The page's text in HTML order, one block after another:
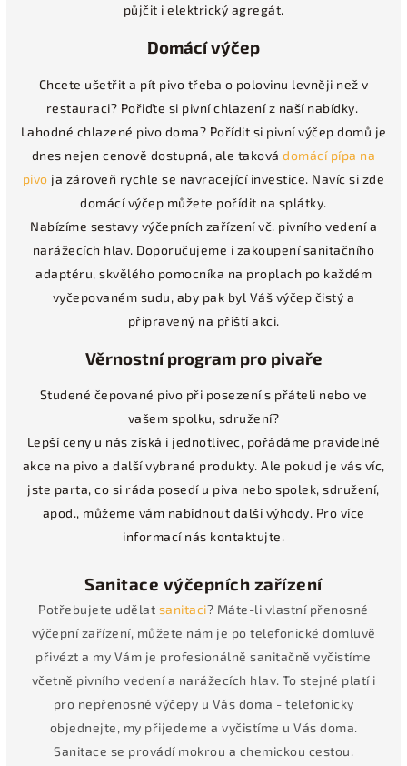
půjčit i elektrický agregát.
Domácí výčep
Chcete ušetřit a pít pivo třeba o polovinu levněji než v
restauraci? Pořiďte si pivní chlazení z naší nabídky.
Lahodné chlazené pivo doma? Pořídit si pivní výčep domů je
dnes nejen cenově dostupná, ale takovádomácí pípa na
pivo ja zároveň rychle se navracející investice. Navíc si zde
domácí výčep můžete pořídit na splátky.
Nabízíme sestavy výčepních zařízení vč. pivního vedení a
narážecích hlav. Doporučujeme i zakoupení sanitačního
adaptéru, skvělého pomocníka na proplach po každém
vyčepovaném sudu, aby pak byl Váš výčep čistý a
připravený na příští akci.
Věrnostní program pro pivaře
Studené čepované pivo při posezení s přáteli nebo ve
vašem spolku, sdružení?
Lepší ceny u nás získá i jednotlivec, pořádáme pravidelné
akce na pivo a další vybrané produkty. Ale pokud je vás víc,
jste parta, co si ráda posedí u piva nebo spolek, sdružení,
apod., můžeme vám nabídnout další výhody. Pro více
informací nás kontaktujte.
Sanitace výčepních zařízení
Potřebujete udělat sanitaci? Máte-li vlastní přenosné
výčepní zařízení, můžete nám je po telefonické domluvě
přivézt a my Vám je profesionálně sanitačně vyčistíme
včetně pivního vedení a narážecích hlav. To stejné platí i
pro nepřenosné výčepy u Vás doma - telefonicky
objednejte, my přijedeme a vyčistíme u Vás doma.
Sanitace se provádí mokrou a chemickou cestou.